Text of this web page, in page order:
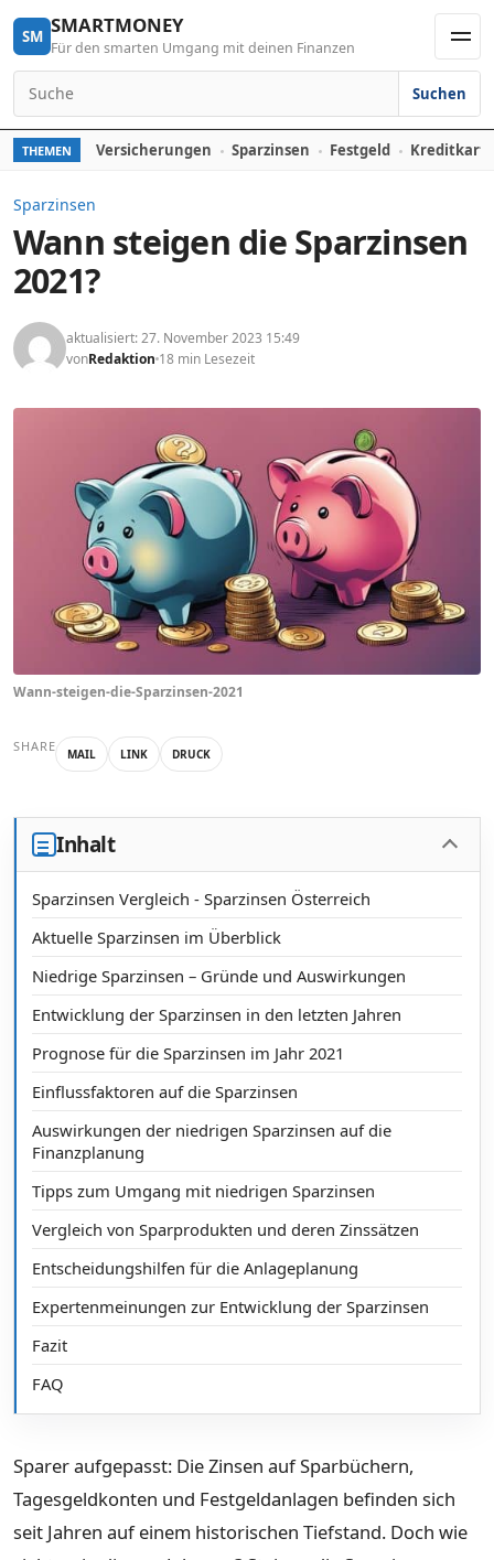
Skip to content
SM SMARTMONEY
Für den smarten Umgang mit deinen Finanzen
Search for:
Suchen
THEMEN Versicherungen Sparzinsen Festgeld
Sparzinsen
Wann steigen die Sparzinsen
2021?
aktualisiert: 27. November 2023 15:49
vonRedaktion 18 min Lesezeit
Wann-steigen-die-Sparzinsen-2021
SHARE MAIL LINK DRUCK
Inhalt
Sparzinsen Vergleich - Sparzinsen Österreich
Aktuelle Sparzinsen im Überblick
Niedrige Sparzinsen – Gründe und Auswirkungen
Entwicklung der Sparzinsen in den letzten Jahren
Prognose für die Sparzinsen im Jahr 2021
Einflussfaktoren auf die Sparzinsen
Auswirkungen der niedrigen Sparzinsen auf die
Finanzplanung
Tipps zum Umgang mit niedrigen Sparzinsen
Vergleich von Sparprodukten und deren Zinssätzen
Entscheidungshilfen für die Anlageplanung
Expertenmeinungen zur Entwicklung der Sparzinsen
Fazit
FAQ
Sparer aufgepasst: Die Zinsen auf Sparbüchern,
Tagesgeldkonten und Festgeldanlagen befinden sich
seit Jahren auf einem historischen Tiefstand. Doch wie